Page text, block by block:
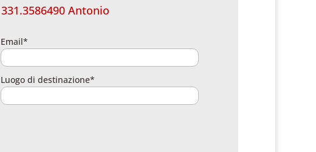
331.3586490 Antonio
Email*
Luogo di destinazione*